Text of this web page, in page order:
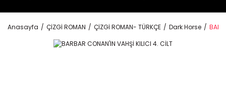
Anasayfa ÇİZGİ ROMAN ÇİZGİ ROMAN- TÜRKÇE Dark Horse